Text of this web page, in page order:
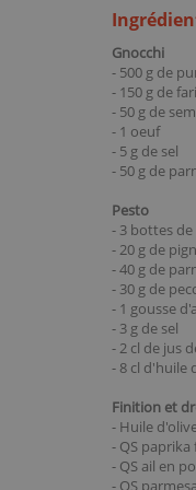
Gnocchi
- 500 g de
- 150 g de
- 50 g de
- 1 oeuf
- 5 g de sel
- 50 g de
Pesto
- 3 bottes de
- 20 g de
- 40 g de
- 30 g de
- 1 gousse
- 3 g de sel
- 2 cl de jus
- 8 cl d'huile
Finition et
- Huile
- QS paprika
- QS ail en
- QS